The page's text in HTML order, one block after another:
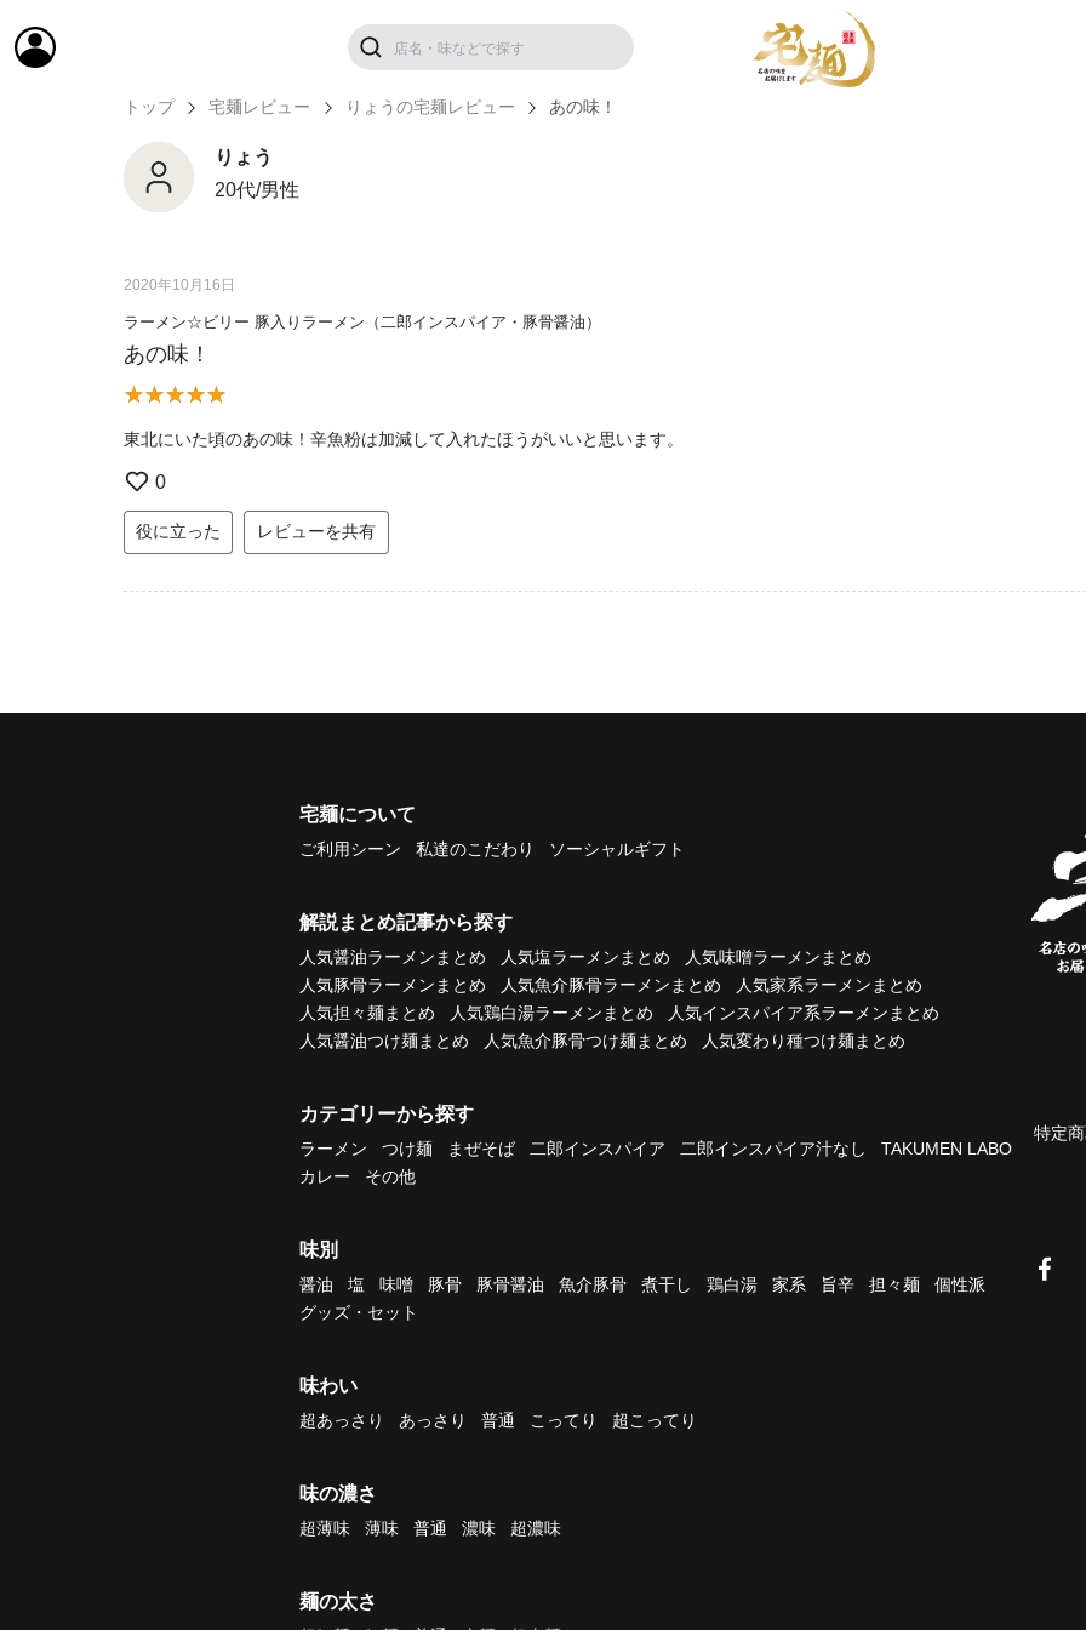
トップ 宅麺レビュー りょうの宅麺レビュー あの味！
りょう
20代/男性
2020年10月16日
ラーメン☆ビリー 豚入りラーメン（二郎インスパイア・豚骨醤油）
あの味！
東北にいた頃のあの味！辛魚粉は加減して入れたほうがいいと思います。
0
役に立った レビューを共有
宅麺について
ご利用シーン 私達のこだわり ソーシャルギフト
解説まとめ記事から探す
人気醤油ラーメンまとめ 人気塩ラーメンまとめ
人気味噌ラーメンまとめ
人気豚骨ラーメンまとめ
人気魚介豚骨ラーメンまとめ
人気家系ラーメンまとめ
人気担々麺まとめ
人気鶏白湯ラーメンまとめ
人気インスパイア系ラーメンまとめ
人気醤油つけ麺まとめ
人気魚介豚骨つけ麺まとめ 人気変わり種つけ麺まとめ
カテゴリーから探す
ラーメン つけ麺 まぜそば 二郎インスパイア 二郎インスパイア汁なし
TAKUMEN LABO
カレー
その他
味別
醤油 塩 味噌 豚骨 豚骨醤油 魚介豚骨 煮干し 鶏白湯 家系 旨辛 担々麺
個性派
グッズ・セット
味わい
超あっさり あっさり 普通 こってり 超こってり
味の濃さ
超薄味 薄味 普通 濃味 超濃味
麺の太さ
特定